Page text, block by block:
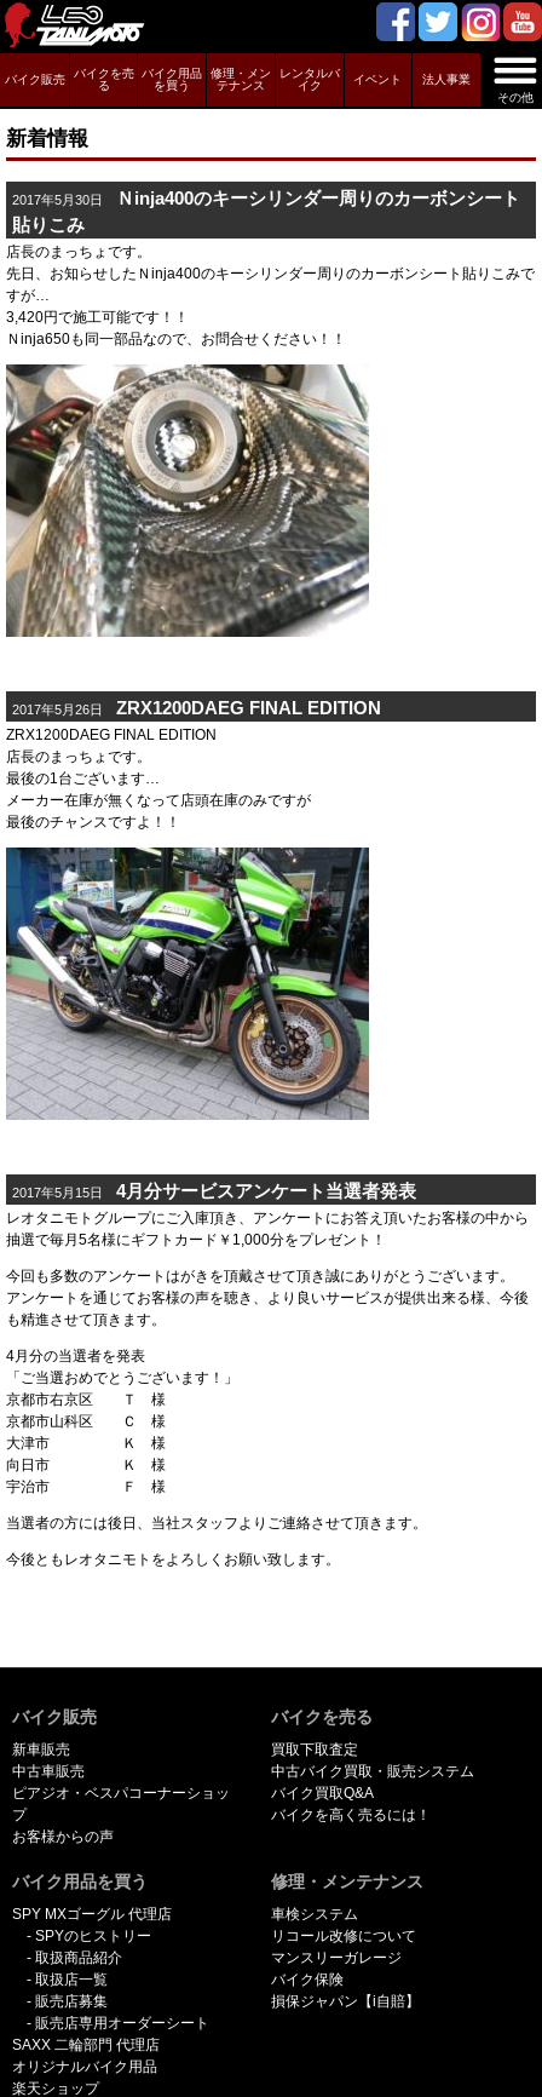
その他
バイク販売
バイクを売
る
バイク用品
を買う
修理・メン
テナンス
レンタルバ
イク
イベント 法人事業
新着情報
2017年5月30日
Ｎinja400のキーシリンダー周りのカーボンシート
貼りこみ
店長のまっちょです。
先日、お知らせしたＮinja400のキーシリンダー周りのカーボンシート貼りこみで
すが…
3,420円で施工可能です！！
Ｎinja650も同一部品なので、お問合せください！！
2017年5月26日 ZRX1200DAEG FINAL EDITION
ZRX1200DAEG FINAL EDITION
店長のまっちょです。
最後の1台ございます…
メーカー在庫が無くなって店頭在庫のみですが
最後のチャンスですよ！！
2017年5月15日 4月分サービスアンケート当選者発表
レオタニモトグループにご入庫頂き、アンケートにお答え頂いたお客様の中から
抽選で毎月5名様にギフトカード￥1,000分をプレゼント！
今回も多数のアンケートはがきを頂戴させて頂き誠にありがとうございます。
アンケートを通じてお客様の声を聴き、より良いサービスが提供出来る様、今後
も精進させて頂きます。
4月分の当選者を発表
「ご当選おめでとうございます！」
京都市右京区 Ｔ 様
京都市山科区 Ｃ 様
大津市 Ｋ 様
向日市 Ｋ 様
宇治市 Ｆ 様
当選者の方には後日、当社スタッフよりご連絡させて頂きます。
今後ともレオタニモトをよろしくお願い致します。
バイク販売
新車販売
中古車販売
ピアジオ・ベスパコーナーショッ
プ
お客様からの声
バイクを売る
買取下取査定
中古バイク買取・販売システム
バイク買取Q&A
バイクを高く売るには！
バイク用品を買う
SPY MXゴーグル 代理店
SPYのヒストリー
取扱商品紹介
取扱店一覧
販売店募集
販売店専用オーダーシート
SAXX 二輪部門 代理店
オリジナルバイク用品
楽天ショップ
修理・メンテナンス
車検システム
リコール改修について
マンスリーガレージ
バイク保険
損保ジャパン【i自賠】